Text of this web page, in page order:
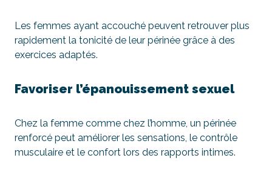
Les femmes ayant accouché peuvent retrouver plus
rapidement la tonicité de leur périnée grâce à des
exercices adaptés.
Favoriser l’épanouissement sexuel
Chez la femme comme chez l’homme, un périnée
renforcé peut améliorer les sensations, le contrôle
musculaire et le confort lors des rapports intimes.